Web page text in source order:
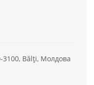
3100, Bălți, Молдова